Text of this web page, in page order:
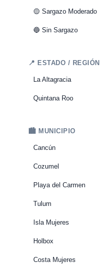
🟡 Sargazo Moderado
🔵 Sin Sargazo
📍 ESTADO / REGIÓN
La Altagracia
Quintana Roo
🏙️ MUNICIPIO
Cancún
Cozumel
Playa del Carmen
Tulum
Isla Mujeres
Holbox
Costa Mujeres